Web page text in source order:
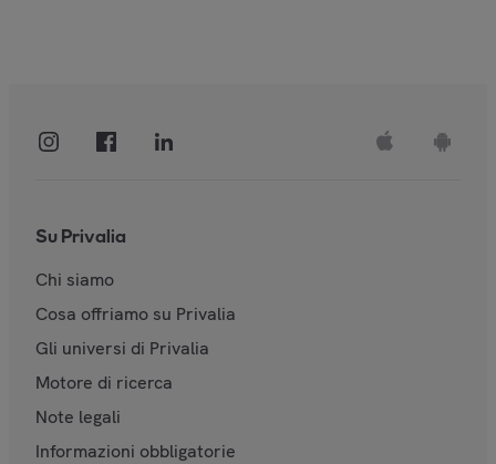
Su Privalia
Chi siamo
Cosa offriamo su Privalia
Gli universi di Privalia
Motore di ricerca
Note legali
Informazioni obbligatorie